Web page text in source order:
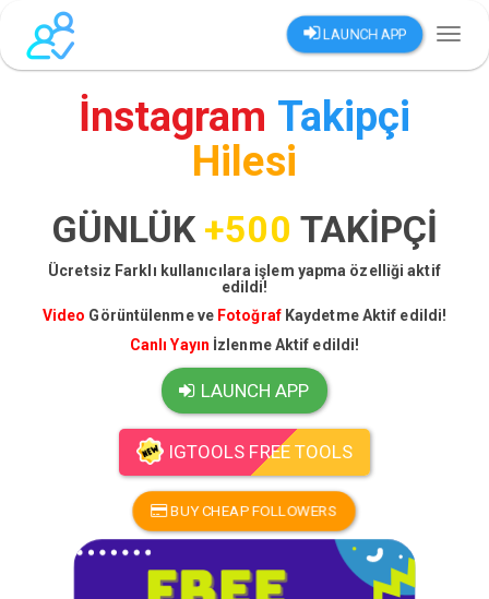
LAUNCH APP
İnstagram Takipçi
Hilesi
GÜNLÜK +500 TAKİPÇİ
Ücretsiz Farklı kullanıcılara işlem yapma özelliği aktif
edildi!
Video Görüntülenme ve Fotoğraf Kaydetme Aktif edildi!
Canlı Yayın İzlenme Aktif edildi!
LAUNCH APP
IGTOOLS FREE TOOLS
BUY CHEAP FOLLOWERS